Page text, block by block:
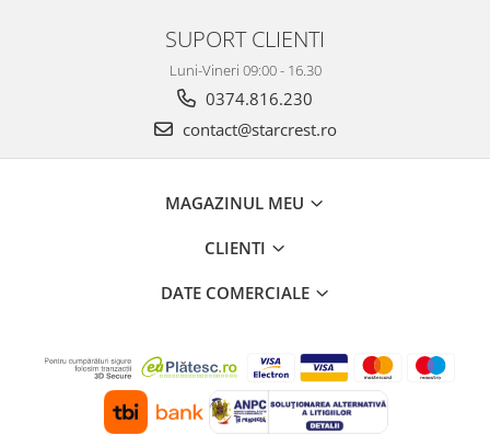
SUPORT CLIENTI
Luni-Vineri 09:00 - 16.30
0374.816.230
contact@starcrest.ro
MAGAZINUL MEU
CLIENTI
DATE COMERCIALE